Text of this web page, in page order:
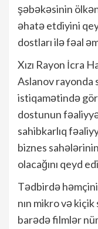
şəbəkəsinin
əhatə etdiyini
dostları ilə fəal
Xızı Rayon İcra
Aslanov rayonda
istiqamətində
dostunun
sahibkarlıq
biznes
olacağını qeyd
Tədbirdə
nın mikro və
barədə filmlər